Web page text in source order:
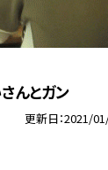
んとガン
更新日 2021/